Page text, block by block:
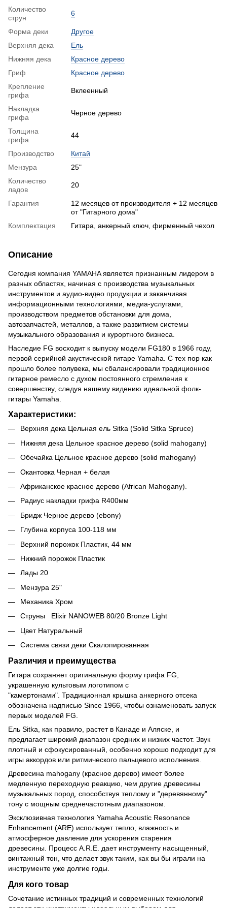
Количество
струн
6
Форма деки
Другое
Верхняя дека
Ель
Нижняя дека
Красное дерево
Гриф
Красное дерево
Крепление
грифа
Вклеенный
Накладка
грифа
Черное дерево
Толщина
грифа
44
Производство
Китай
Мензура
25"
Количество
ладов
20
Гарантия
12 месяцев от производителя + 12 месяцев
от "Гитарного дома"
Комплектация
Гитара, анкерный ключ, фирменный чехол
Описание
Сегодня компания YAMAHA является признанным лидером в
разных областях, начиная с производства музыкальных
инструментов и аудио-видео продукции и заканчивая
информационными технологиями, медиа-услугами,
производством предметов обстановки для дома,
автозапчастей, металлов, а также развитием системы
музыкального образования и курортного бизнеса.
Наследие FG восходит к выпуску модели FG180 в 1966 году,
первой серийной акустической гитаре Yamaha. С тех пор как
прошло более полувека, мы сбалансировали традиционное
гитарное ремесло с духом постоянного стремления к
совершенству, следуя нашему видению идеальной фолк-
гитары Yamaha.
Характеристики:
Верхняя дека Цельная ель Sitka (Solid Sitka Spruce)
Нижняя дека Цельное красное дерево (solid mahogany)
Обечайка Цельное красное дерево (solid mahogany)
Окантовка Черная + белая
Африканское красное дерево (African Mahogany).
Радиус накладки грифа R400мм
Бридж Черное дерево (ebony)
Глубина корпуса 100-118 мм
Верхний порожок Пластик, 44 мм
Нижний порожок Пластик
Лады 20
Мензура 25"
Механика Хром
Струны Elixir NANOWEB 80/20 Bronze Light
Цвет Натуральный
Система связи деки Скалопированная
Различия и преимущества
Гитара сохраняет оригинальную форму грифа FG,
украшенную культовым логотипом с
"камертонами". Традиционная крышка анкерного отсека
обозначена надписью Since 1966, чтобы ознаменовать запуск
первых моделей FG.
Ель Sitka, как правило, растет в Канаде и Аляске, и
предлагает широкий диапазон средних и низких частот. Звук
плотный и сфокусированный, особенно хорошо подходит для
игры аккордов или ритмического пальцевого исполнения.
Древесина mahogany (красное дерево) имеет более
медленную переходную реакцию, чем другие древесины
музыкальных пород, способствуя теплому и "деревянному"
тону с мощным среднечастотным диапазоном.
Эксклюзивная технология Yamaha Acoustic Resonance
Enhancement (ARE) использует тепло, влажность и
атмосферное давление для ускорения старения
древесины. Процесс А.R.Е. дает инструменту насыщенный,
винтажный тон, что делает звук таким, как вы бы играли на
инструменте уже долгие годы.
Для кого товар
Сочетание истинных традиций и современных технологий